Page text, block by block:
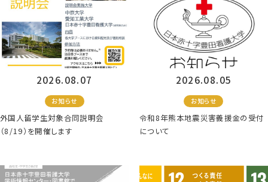
2026.08.07
お知らせ
外国人留学生対象合同説明会
（8/19）を開催します
2026.08.05
お知らせ
令和8年熊本地震災害義援金の受付
について